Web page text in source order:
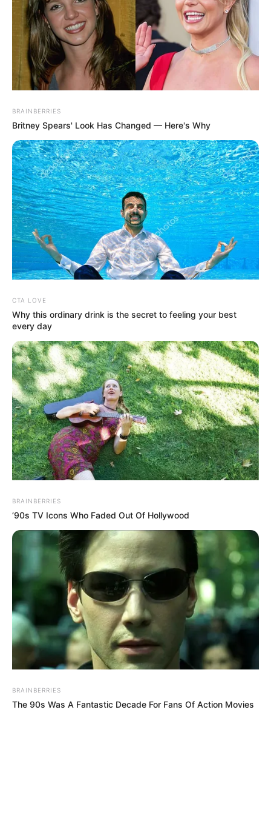
BRAINBERRIES
Britney Spears' Look Has Changed — Here's Why
CTA LOVE
Why this ordinary drink is the secret to feeling your best
every day
BRAINBERRIES
’90s TV Icons Who Faded Out Of Hollywood
BRAINBERRIES
The 90s Was A Fantastic Decade For Fans Of Action Movies